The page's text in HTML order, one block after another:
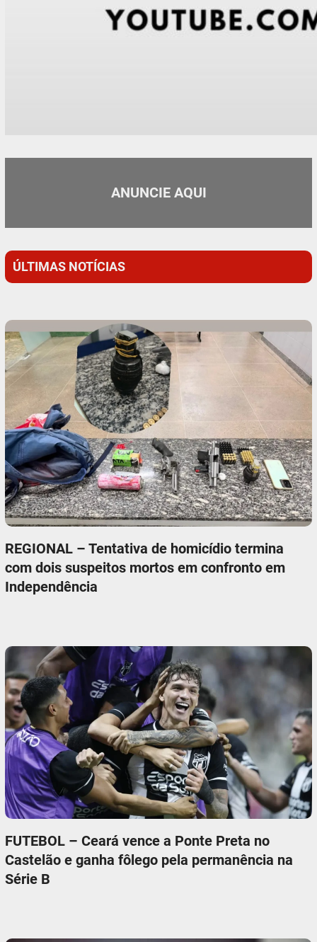
ANUNCIE AQUI
ÚLTIMAS NOTÍCIAS
REGIONAL – Tentativa de homicídio termina
com dois suspeitos mortos em confronto em
Independência
FUTEBOL – Ceará vence a Ponte Preta no
Castelão e ganha fôlego pela permanência na
Série B